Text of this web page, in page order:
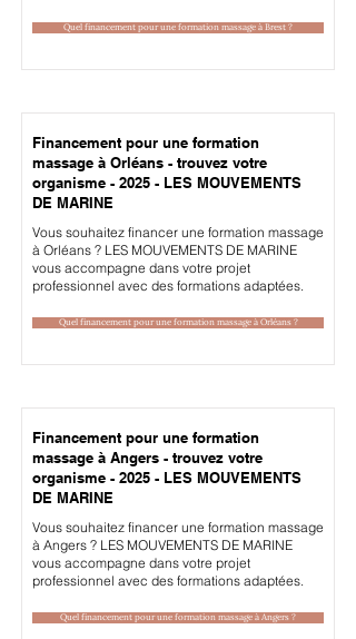
Quel financement pour une formation massage à Brest ?
Financement pour une formation
massage à Orléans - trouvez votre
organisme - 2025 - LES MOUVEMENTS
DE MARINE
Vous souhaitez financer une formation massage
à Orléans ? LES MOUVEMENTS DE MARINE
vous accompagne dans votre projet
professionnel avec des formations adaptées.
Quel financement pour une formation massage à Orléans ?
Financement pour une formation
massage à Angers - trouvez votre
organisme - 2025 - LES MOUVEMENTS
DE MARINE
Vous souhaitez financer une formation massage
à Angers ? LES MOUVEMENTS DE MARINE
vous accompagne dans votre projet
professionnel avec des formations adaptées.
Quel financement pour une formation massage à Angers ?